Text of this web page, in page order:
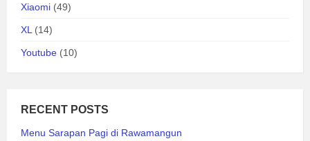
Xiaomi (49)
XL (14)
Youtube (10)
RECENT POSTS
Menu Sarapan Pagi di Rawamangun